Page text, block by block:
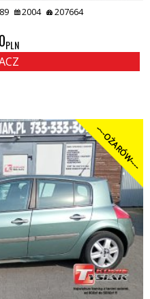
2004 207664
PLN
----OŻARÓW----